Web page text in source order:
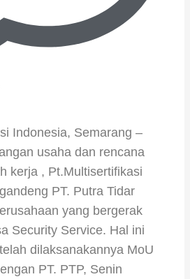
Indonesia, Semarang –
usaha dan rencana
kerja , Pt.Multisertifikasi
PT. Putra Tidar
yang bergerak
Security Service. Hal ini
dilaksanakannya MoU
PT. PTP, Senin